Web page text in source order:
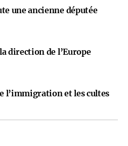
une ancienne députée
direction de l’Europe
l’immigration et les cultes